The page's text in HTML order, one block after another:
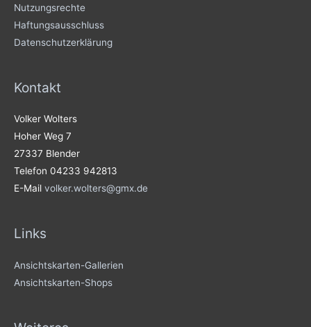
Nutzungsrechte
Haftungsausschluss
Datenschutzerklärung
Kontakt
Volker Wolters
Hoher Weg 7
27337 Blender
Telefon 04233 942813
E-Mail volker.wolters@gmx.de
Links
Ansichtskarten-Gallerien
Ansichtskarten-Shops